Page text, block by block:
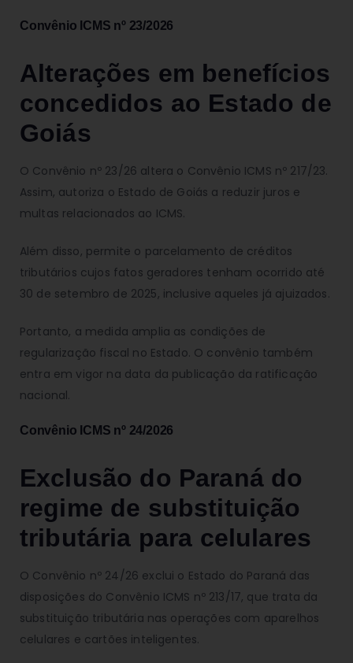
Convênio ICMS nº 23/2026
Alterações em benefícios
concedidos ao Estado de
Goiás
O Convênio nº 23/26 altera o Convênio ICMS nº 217/23.
Assim, autoriza o Estado de Goiás a reduzir juros e
multas relacionados ao ICMS.
Além disso, permite o parcelamento de créditos
tributários cujos fatos geradores tenham ocorrido até
30 de setembro de 2025, inclusive aqueles já ajuizados.
Portanto, a medida amplia as condições de
regularização fiscal no Estado. O convênio também
entra em vigor na data da publicação da ratificação
nacional.
Convênio ICMS nº 24/2026
Exclusão do Paraná do
regime de substituição
tributária para celulares
O Convênio nº 24/26 exclui o Estado do Paraná das
disposições do Convênio ICMS nº 213/17, que trata da
substituição tributária nas operações com aparelhos
celulares e cartões inteligentes.